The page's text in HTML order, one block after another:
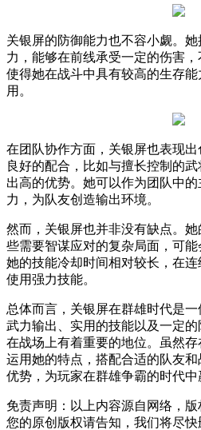
关银屏的防御能力也不容小觑。
力，能够在前线承受一定的伤害
使得她在战斗中具有较高的生存
用。
在团队协作方面，关银屏也表现
良好的配合，比如与擅长控制的
出高的优势。她可以作为团队中
力，为队友创造输出环境。
然而，关银屏也并非没有缺点。
些需要智谋应对的复杂局面，可
她的技能冷却时间相对较长，在
使用强力技能。
总体而言，关银屏在群雄时代是
武力输出、实用的技能以及一定
在战场上有着重要的地位。虽然
运用她的特点，搭配合适的队友
优势，为玩家在群雄争霸的时代中
免责声明：以上内容源自网络，
您的原创版权请告知，我们将尽快